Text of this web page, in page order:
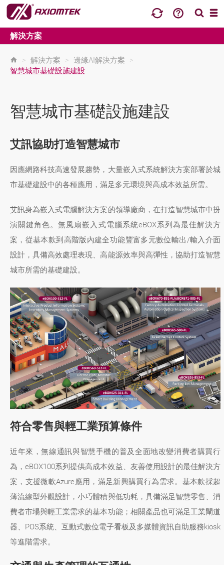
解決方案
> 解決方案 > 邊緣AI解決方案
>
智慧城市基礎設施建設
智慧城市基礎設施建設
艾訊協助打造智慧城市
因應網路科技高速發展趨勢，大量嵌入式系統解決方案部署於城
市基礎建設中的各種應用，滿足多元環境與高成本效益所需。
艾訊身為嵌入式電腦解決方案的領導廠商，在打造智慧城市中扮
演關鍵角色。無風扇嵌入式電腦系統eBOX系列為最佳解決方
案，從基本款到高階版內建全功能豐富多元數位輸出/輸入介面
設計，具備高效處理表現、高能源效率與高彈性，協助打造智慧
城市所需的基礎建設。
符合零售與輕工業預算條件
近年來，無線通訊與智慧手機的普及全面地改變消費者購買行
為，eBOX100系列提供高成本效益、友善使用設計的最佳解決方
案，支援微軟Azure應用，滿足新興購買行為需求。基本款採超
薄流線型外觀設計，小巧體積與低功耗，具備滿足智慧零售、消
費者市場與輕工業需求的基本功能；相關產品也可滿足工業閘道
器、POS系統、互動式數位電子看板及多媒體資訊自助服務kiosk
等進階需求。